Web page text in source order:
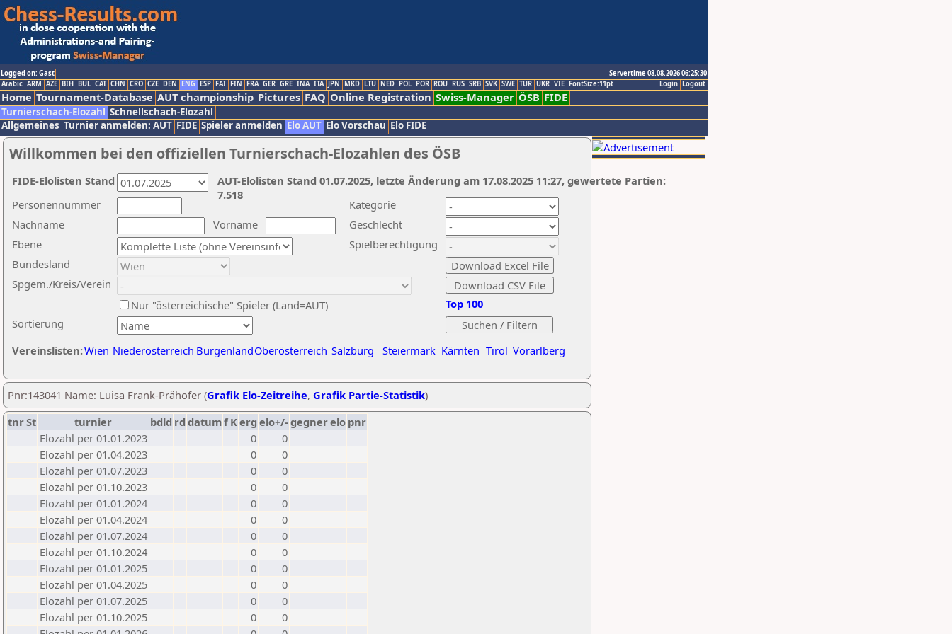
Logged on: Gast
Servertime 08.08.2026 06:25:30
Logout
Login
Arabic ARM AZE BIH BUL CAT CHN CRO CZE DEN ENG ESP FAI FIN FRA GER GRE INA ITA JPN MKD LTU NED POL POR ROU RUS SRB SVK SWE TUR UKR VIE FontSize:11pt
Home Tournament-Database AUT championship Pictures FAQ Online Registration Swiss-Manager ÖSB FIDE
Turnierschach-Elozahl Schnellschach-Elozahl
Allgemeines Turnier anmelden: AUT FIDE Spieler anmelden Elo AUT Elo Vorschau Elo FIDE
Willkommen bei den offiziellen Turnierschach-Elozahlen des ÖSB
Nachname
Vorname
Ebene
Kategorie
Sortierung
Personennummer
Bundesland
Spgem./Kreis/Verein
Geschlecht
Nur "österreichische" Spieler (Land=AUT)
Spielberechtigung
Vereinslisten:Wien Niederösterreich BurgenlandOberösterreich Salzburg Steiermark Kärnten Tirol Vorarlberg
Top 100
AUT-Elolisten Stand 01.07.2025, letzte Änderung am 17.08.2025 11:27, gewertete Partien:
7.518
FIDE-Elolisten Stand
Pnr:143041 Name: Luisa Frank-Prähofer (Grafik Elo-Zeitreihe, Grafik Partie-Statistik)
tnrSt turnier bdld rd datumf Kerg elo+/-gegnerelo pnr
Elozahl per 01.01.2023
0
0
Elozahl per 01.04.2023
0
0
Elozahl per 01.07.2023
0
0
Elozahl per 01.10.2023
0
0
Elozahl per 01.01.2024
0
0
Elozahl per 01.04.2024
0
0
Elozahl per 01.07.2024
0
0
Elozahl per 01.10.2024
0
0
Elozahl per 01.01.2025
0
0
Elozahl per 01.04.2025
0
0
Elozahl per 01.07.2025
0
0
Elozahl per 01.10.2025
0
0